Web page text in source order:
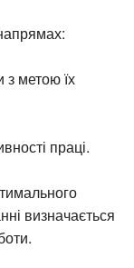
з метою їх
праці.
визначається